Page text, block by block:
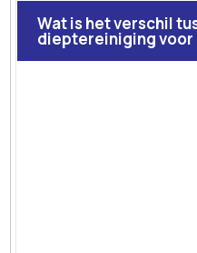
Wat is het verschil
dieptereiniging voor